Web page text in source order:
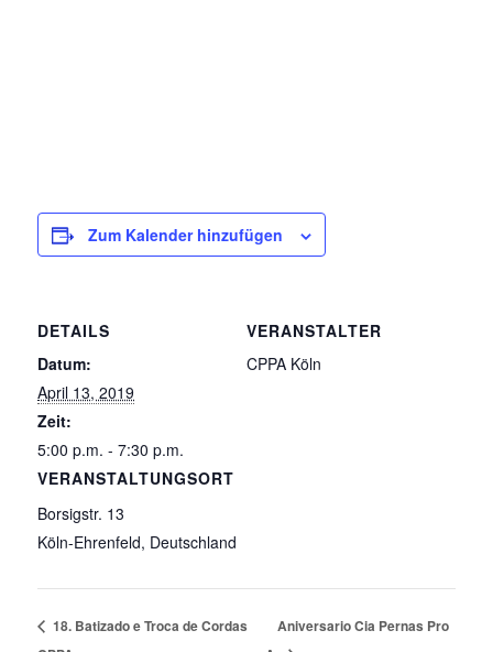
Zum Kalender hinzufügen
DETAILS
Datum:
April 13, 2019
Zeit:
5:00 p.m. - 7:30 p.m.
VERANSTALTUNGSORT
Borsigstr. 13
Köln-Ehrenfeld, Deutschland
VERANSTALTER
CPPA Köln
18. Batizado e Troca de Cordas
Aniversario Cia Pernas Pro